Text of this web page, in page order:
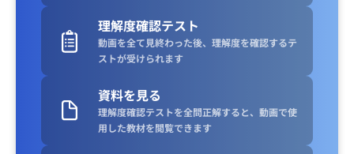
理解度確認テスト
動画を全て見終わった後、理解度を確認するテ
ストが受けられます
資料を見る
理解度確認テストを全問正解すると、動画で使
用した教材を閲覧できます